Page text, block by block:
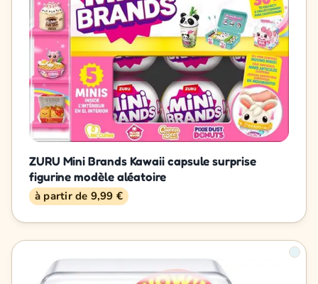
ZURU Mini Brands Kawaii capsule surprise
figurine modèle aléatoire
à partir de 9,99 €